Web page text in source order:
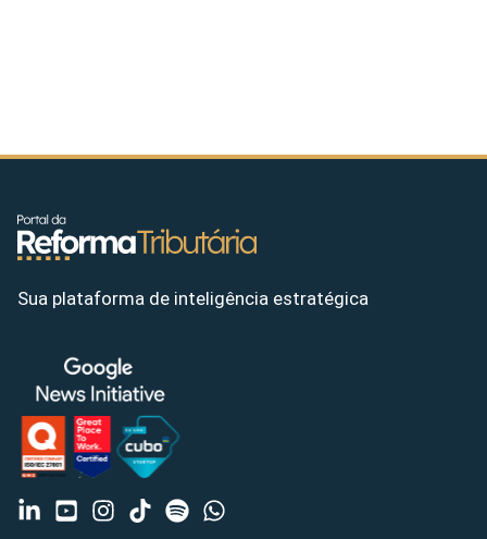
Sua plataforma de inteligência estratégica